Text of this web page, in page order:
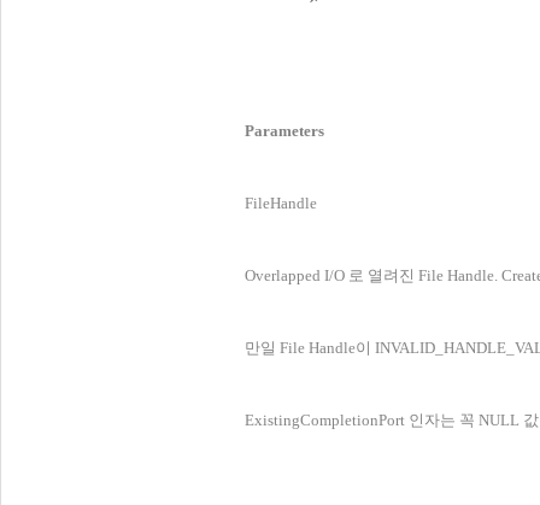
Parameters
FileHandle
Overlapped I/O 로 열려진 File Handle.
만일 File Handle이
ExistingCompletionPort 인자는 꼭 NULL